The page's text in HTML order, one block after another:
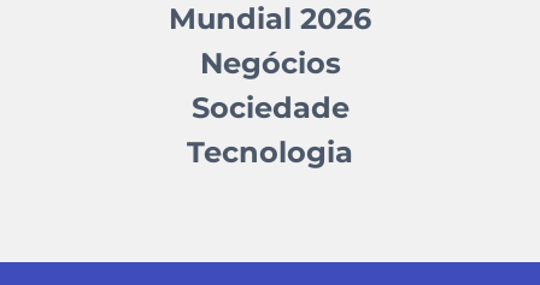
Mundial 2026
Negócios
Sociedade
Tecnologia